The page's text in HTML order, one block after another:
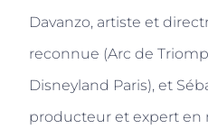
Davanzo, artiste et
reconnue (Arc de
Disneyland Paris), et
producteur et expert